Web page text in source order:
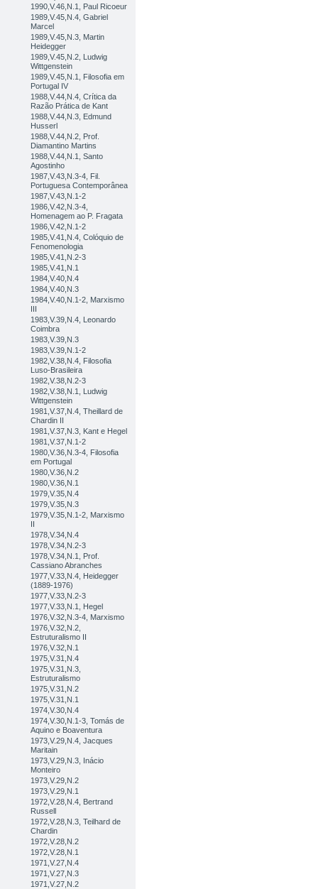
1990,V.46,N.1, Paul Ricoeur
1989,V.45,N.4, Gabriel
Marcel
1989,V.45,N.3, Martin
Heidegger
1989,V.45,N.2, Ludwig
Wittgenstein
1989,V.45,N.1, Filosofia em
Portugal IV
1988,V.44,N.4, Crítica da
Razão Prática de Kant
1988,V.44,N.3, Edmund
Husserl
1988,V.44,N.2, Prof.
Diamantino Martins
1988,V.44,N.1, Santo
Agostinho
1987,V.43,N.3-4, Fil.
Portuguesa Contemporânea
1987,V.43,N.1-2
1986,V.42,N.3-4,
Homenagem ao P. Fragata
1986,V.42,N.1-2
1985,V.41,N.4, Colóquio de
Fenomenologia
1985,V.41,N.2-3
1985,V.41,N.1
1984,V.40,N.4
1984,V.40,N.3
1984,V.40,N.1-2, Marxismo
III
1983,V.39,N.4, Leonardo
Coimbra
1983,V.39,N.3
1983,V.39,N.1-2
1982,V.38,N.4, Filosofia
Luso-Brasileira
1982,V.38,N.2-3
1982,V.38,N.1, Ludwig
Wittgenstein
1981,V.37,N.4, Theillard de
Chardin II
1981,V.37,N.3, Kant e Hegel
1981,V.37,N.1-2
1980,V.36,N.3-4, Filosofia
em Portugal
1980,V.36,N.2
1980,V.36,N.1
1979,V.35,N.4
1979,V.35,N.3
1979,V.35,N.1-2, Marxismo
II
1978,V.34,N.4
1978,V.34,N.2-3
1978,V.34,N.1, Prof.
Cassiano Abranches
1977,V.33,N.4, Heidegger
(1889-1976)
1977,V.33,N.2-3
1977,V.33,N.1, Hegel
1976,V.32,N.3-4, Marxismo
1976,V.32,N.2,
Estruturalismo II
1976,V.32,N.1
1975,V.31,N.4
1975,V.31,N.3,
Estruturalismo
1975,V.31,N.2
1975,V.31,N.1
1974,V.30,N.4
1974,V.30,N.1-3, Tomás de
Aquino e Boaventura
1973,V.29,N.4, Jacques
Maritain
1973,V.29,N.3, Inácio
Monteiro
1973,V.29,N.2
1973,V.29,N.1
1972,V.28,N.4, Bertrand
Russell
1972,V.28,N.3, Teilhard de
Chardin
1972,V.28,N.2
1972,V.28,N.1
1971,V.27,N.4
1971,V.27,N.3
1971,V.27,N.2